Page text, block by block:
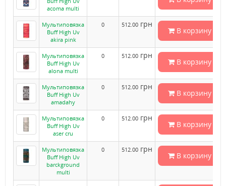
acoma multi
Мультиповязка
Buff High Uv
akira pink
0 512.00 грн
В корзину
Мультиповязка
Buff High Uv
alona multi
0 512.00 грн
В корзину
Мультиповязка
Buff High Uv
amadahy
0 512.00 грн
В корзину
Мультиповязка
Buff High Uv
aser cru
0 512.00 грн
В корзину
Мультиповязка
Buff High Uv
barckground
multi
0 512.00 грн
В корзину